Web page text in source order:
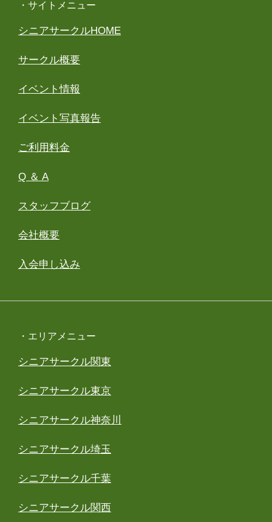
・サイトメニュー
シニアサークルHOME
サークル概要
イベント情報
イベント写真報告
ご利用料金
Q ＆ A
スタッフブログ
会社概要
入会申し込み
・エリアメニュー
シニアサークル関東
シニアサークル東京
シニアサークル神奈川
シニアサークル埼玉
シニアサークル千葉
シニアサークル関西